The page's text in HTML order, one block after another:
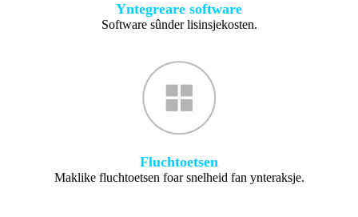
Yntegreare software
Software sûnder lisinsjekosten.
Fluchtoetsen
Maklike fluchtoetsen foar snelheid fan ynteraksje.